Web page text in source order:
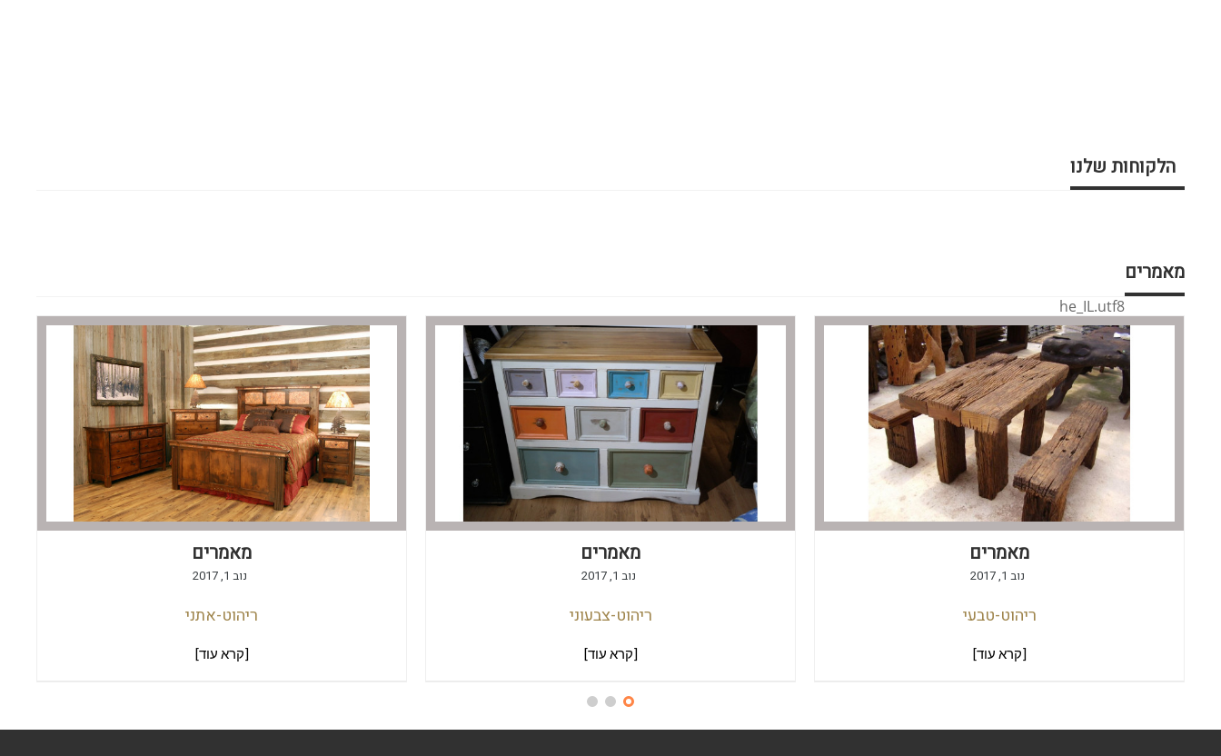
הלקוחות שלנו
מאמרים
he_IL.utf8
מאמרים
נוב 1, 2017
ריהוט-אתני
[קרא עוד]
מאמרים
נוב 1, 2017
ריהוט-צבעוני
[קרא עוד]
מאמרים
נוב 1, 2017
ריהוט-טבעי
[קרא עוד]